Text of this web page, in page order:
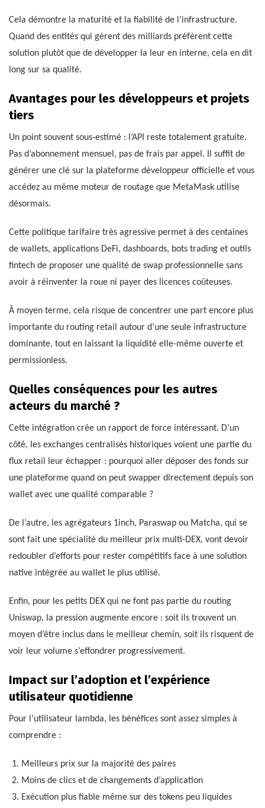
Cela démontre la maturité et la fiabilité de l’infrastructure.
Quand des entités qui gèrent des milliards préfèrent cette
solution plutôt que de développer la leur en interne, cela en dit
long sur sa qualité.
Avantages pour les développeurs et projets
tiers
Un point souvent sous-estimé : l’API reste totalement gratuite.
Pas d’abonnement mensuel, pas de frais par appel. Il suffit de
générer une clé sur la plateforme développeur officielle et vous
accédez au même moteur de routage que MetaMask utilise
désormais.
Cette politique tarifaire très agressive permet à des centaines
de wallets, applications DeFi, dashboards, bots trading et outils
fintech de proposer une qualité de swap professionnelle sans
avoir à réinventer la roue ni payer des licences coûteuses.
À moyen terme, cela risque de concentrer une part encore plus
importante du routing retail autour d’une seule infrastructure
dominante, tout en laissant la liquidité elle-même ouverte et
permissionless.
Quelles conséquences pour les autres
acteurs du marché ?
Cette intégration crée un rapport de force intéressant. D’un
côté, les exchanges centralisés historiques voient une partie du
flux retail leur échapper : pourquoi aller déposer des fonds sur
une plateforme quand on peut swapper directement depuis son
wallet avec une qualité comparable ?
De l’autre, les agrégateurs 1inch, Paraswap ou Matcha, qui se
sont fait une spécialité du meilleur prix multi-DEX, vont devoir
redoubler d’efforts pour rester compétitifs face à une solution
native intégrée au wallet le plus utilisé.
Enfin, pour les petits DEX qui ne font pas partie du routing
Uniswap, la pression augmente encore : soit ils trouvent un
moyen d’être inclus dans le meilleur chemin, soit ils risquent de
voir leur volume s’effondrer progressivement.
Impact sur l’adoption et l’expérience
utilisateur quotidienne
Pour l’utilisateur lambda, les bénéfices sont assez simples à
comprendre :
Meilleurs prix sur la majorité des paires
Moins de clics et de changements d’application
Exécution plus fiable même sur des tokens peu liquides